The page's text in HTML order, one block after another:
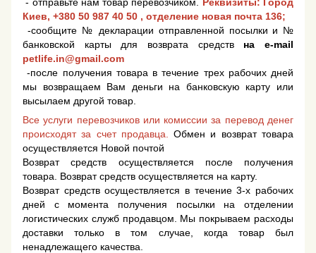
Киев, +380 50 987 40 50 , отделение новая почта 136;
-сообщите № декларации отправленной посылки и №
банковской карты для возврата средств на e-mail
petlife.in@gmail.com
-после получения товара в течение трех рабочих дней
мы возвращаем Вам деньги на банковскую карту или
высылаем другой товар.
Все услуги перевозчиков или комиссии за перевод денег
происходят за счет продавца.Обмен и возврат товара
осуществляется Новой почтой
Возврат средств осуществляется после получения
товара. Возврат средств осуществляется на карту.
Возврат средств осуществляется в течение 3-х рабочих
дней с момента получения посылки на отделении
логистических служб продавцом. Мы покрываем расходы
доставки только в том случае, когда товар был
ненадлежащего качества.